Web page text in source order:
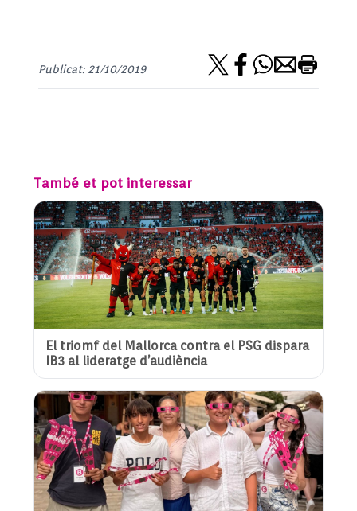
Publicat: 21/10/2019
També et pot interessar
El triomf del Mallorca contra el PSG dispara
IB3 al lideratge d’audiència